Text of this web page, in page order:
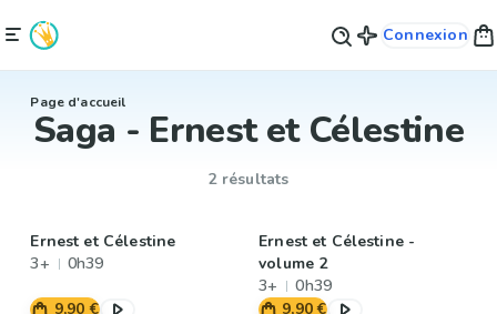
Connexion
Page d'accueil
Saga - Ernest et Célestine
2 résultats
Ernest et Célestine
3+
0h39
9,90 €
Ernest et Célestine -
volume 2
3+
0h39
9,90 €